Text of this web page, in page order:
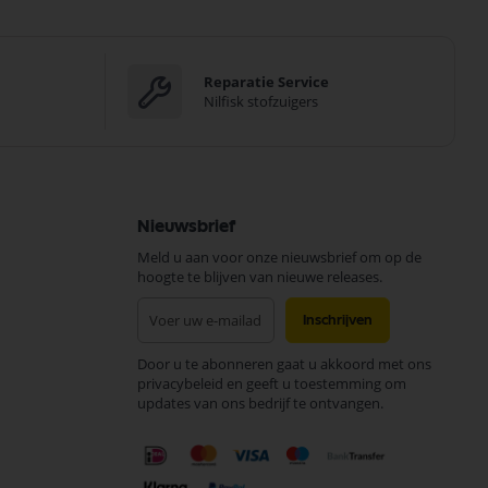
Reparatie Service
Nilfisk stofzuigers
Nieuwsbrief
Meld u aan voor onze nieuwsbrief om op de
hoogte te blijven van nieuwe releases.
onze
nieuwsbrief
Inschrijven
Door u te abonneren gaat u akkoord met ons
privacybeleid en geeft u toestemming om
updates van ons bedrijf te ontvangen.